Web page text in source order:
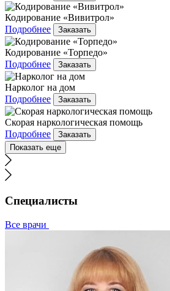
Кодирование «Вивитрол»
Подробнее
Заказать
Кодирование «Торпедо»
Подробнее
Заказать
Нарколог на дом
Подробнее
Заказать
Скорая наркологическая помощь
Подробнее
Заказать
Показать еще
Специалисты
Все врачи